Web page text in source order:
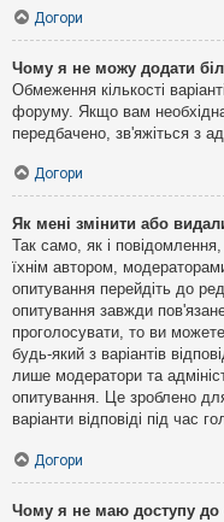
Догори
Чому я не можу додати
Обмеження кількості
форуму. Якщо вам необхідна
передбачено, зв'яжіться з
Догори
Як мені змінити або
Так само, як і
їхнім автором,
опитування перейдіть до
опитування завжди
проголосувати, то ви
будь-який з варіантів
лише модератори та
опитування. Це зроблено
варіанти відповіді під час
Догори
Чому я не маю доступу